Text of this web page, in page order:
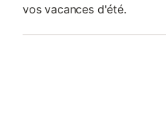
vos vacances d'été.